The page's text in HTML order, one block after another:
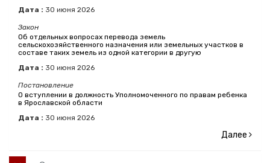
Дата : 30 июня 2026
Закон
Об отдельных вопросах перевода земель
сельскохозяйственного назначения или земельных участков в
составе таких земель из одной категории в другую
Дата : 30 июня 2026
Постановление
О вступлении в должность Уполномоченного по правам ребенка
в Ярославской области
Дата : 30 июня 2026
Далее